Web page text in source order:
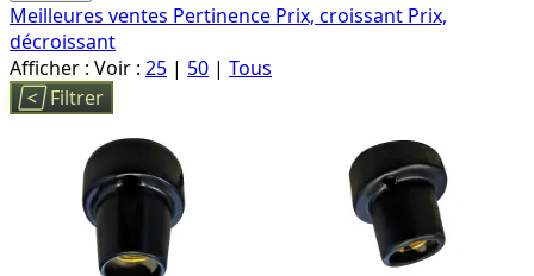
Meilleures ventes Pertinence Prix, croissant Prix,
décroissant
Afficher : Voir : 25 | 50 | Tous
 Filtrer